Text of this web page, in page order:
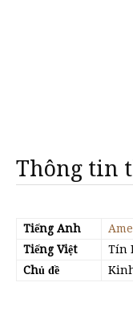
Thông tin
Tiếng Anh
Tiếng Việt
Tín
Chủ đề